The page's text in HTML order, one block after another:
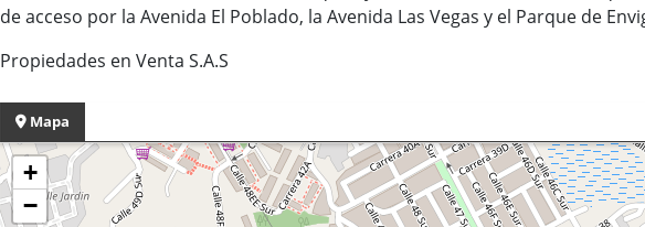
de acceso por la Avenida El Poblado, la Avenida Las Vegas y el Parque de
Propiedades en Venta S.A.S
Mapa
+
−